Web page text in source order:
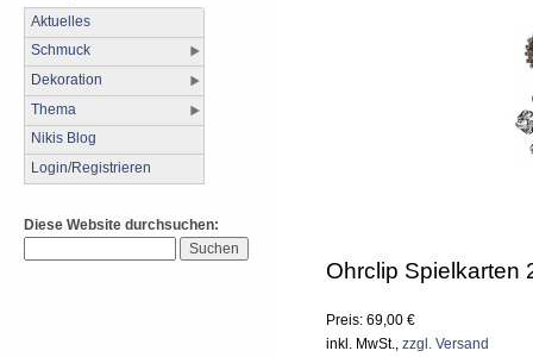
Aktuelles
Schmuck
Dekoration
Thema
Nikis Blog
Login/Registrieren
Diese Website durchsuchen:
Ohrclip Spielkarten
Preis: 69,00 €
inkl. MwSt., zzgl. Versand